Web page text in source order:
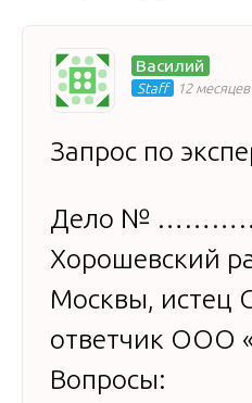
Василий
Staff 12
Запрос по
Дело №
Хорошевский
Москвы,
ответчик ООО
Вопросы: